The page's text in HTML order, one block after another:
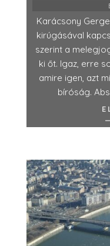
Karácsony
kirúgásával
szerint a
ki őt. Igaz, erre
amire igen, azt
bíróság.